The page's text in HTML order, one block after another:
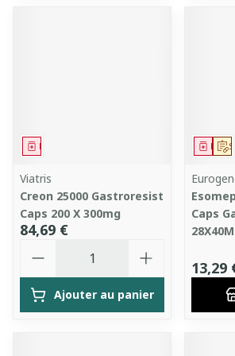
Médicament
Viatris
Creon 25000 Gastroresist
Caps 200 X 300mg
84,69 €
Ajouter au panier
Caps
13,29